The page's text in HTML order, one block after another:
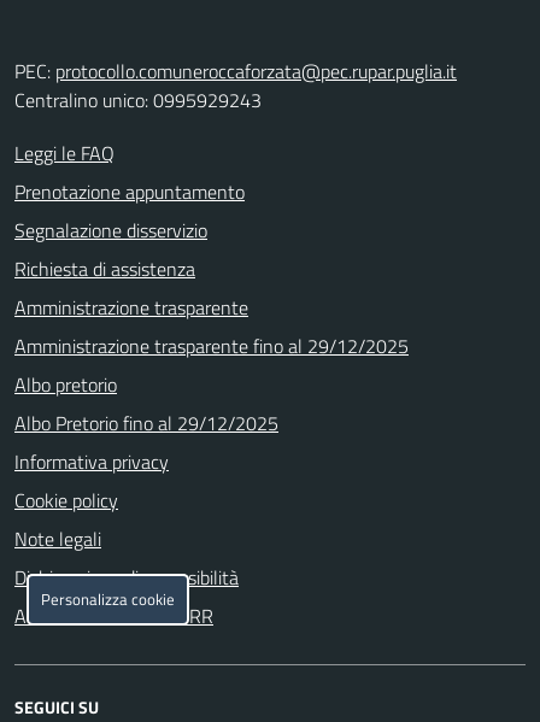
PEC: protocollo.comuneroccaforzata@pec.rupar.puglia.it
Centralino unico: 0995929243
Leggi le FAQ
Prenotazione appuntamento
Segnalazione disservizio
Richiesta di assistenza
Amministrazione trasparente
Amministrazione trasparente fino al 29/12/2025
Albo pretorio
Albo Pretorio fino al 29/12/2025
Informativa privacy
Cookie policy
Note legali
Dichiarazione di accessibilità
Attuazione misure PNRR
SEGUICI SU
Personalizza cookie